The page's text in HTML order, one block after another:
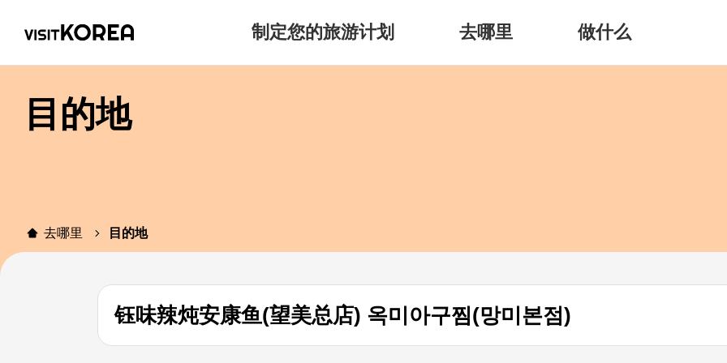
制定您的旅游计划 去哪里 做什么
目的地
去哪里 目的地
钰味辣炖安康鱼(望美总店) 옥미아구찜(망미본점)